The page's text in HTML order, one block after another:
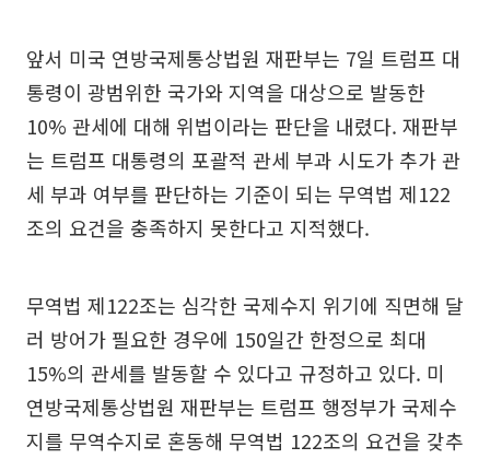
앞서 미국 연방국제통상법원 재판부는 7일 트럼프 대
통령이 광범위한 국가와 지역을 대상으로 발동한
10% 관세에 대해 위법이라는 판단을 내렸다. 재판부
는 트럼프 대통령의 포괄적 관세 부과 시도가 추가 관
세 부과 여부를 판단하는 기준이 되는 무역법 제122
조의 요건을 충족하지 못한다고 지적했다.
무역법 제122조는 심각한 국제수지 위기에 직면해 달
러 방어가 필요한 경우에 150일간 한정으로 최대
15%의 관세를 발동할 수 있다고 규정하고 있다. 미
연방국제통상법원 재판부는 트럼프 행정부가 국제수
지를 무역수지로 혼동해 무역법 122조의 요건을 갖추